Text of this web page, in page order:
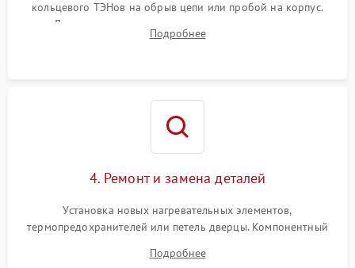
кольцевого ТЭНов на обрыв цепи или пробой на корпус.
Диагностика термостата, датчиков температуры,
переключателя режимов и мотора конвекции.
Подробнее
4. Ремонт и замена деталей
Установка новых нагревательных элементов,
термопредохранителей или петель дверцы. Компонентный
выгоревших реле, восстановление контактов и замена
Подробнее